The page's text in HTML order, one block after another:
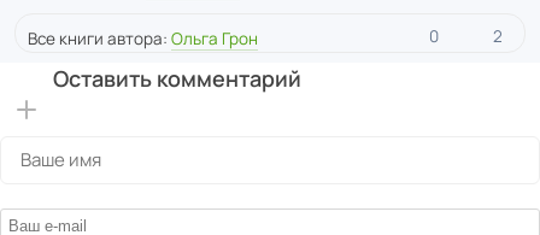
Все книги автора: Ольга Грон 0 2
Оставить комментарий